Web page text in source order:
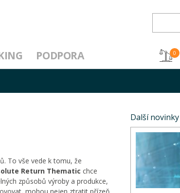
PODPORA 0
To vše vede k tomu, že
Return Thematic chce
způsobů výroby a produkce,
Další novinky